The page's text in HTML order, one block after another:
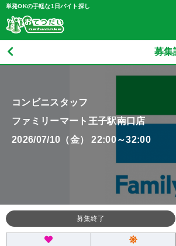
単発OKの手軽な1日バイト探し
募集
コンビニスタッフ
ファミリーマート王子駅南口店
2026/07/10（金） 22:00～32:00
募集終了